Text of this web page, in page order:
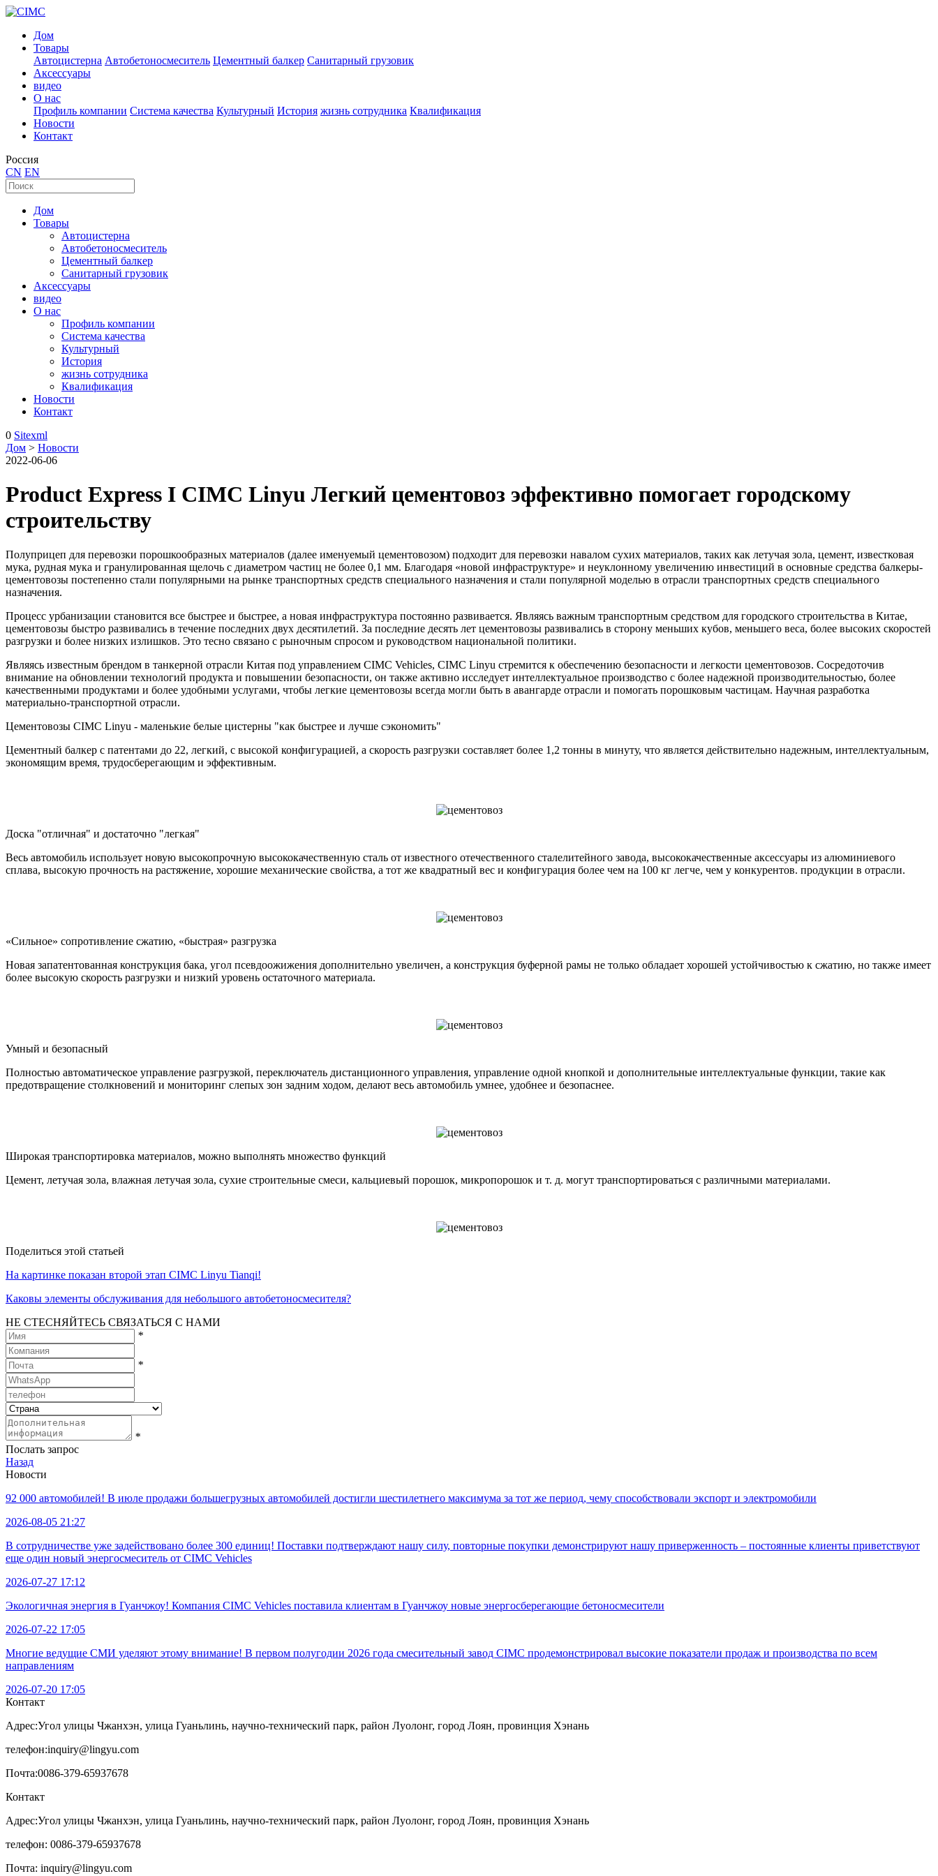
Дом
Товары
Автоцистерна Автобетоносмеситель Цементный балкер Санитарный грузовик
Аксессуары
видео
О нас
Профиль компании Система качества Культурный История жизнь сотрудника Квалификация
Новости
Контакт
Россия
CN EN
Дом
Товары
Автоцистерна
Автобетоносмеситель
Цементный балкер
Санитарный грузовик
Аксессуары
видео
О нас
Профиль компании
Система качества
Культурный
История
жизнь сотрудника
Квалификация
Новости
Контакт
0 Sitexml
Дом > Новости
2022-06-06
Product Express I CIMC Linyu Легкий цементовоз эффективно помогает городскому
строительству
Полуприцеп для перевозки порошкообразных материалов (далее именуемый цементовозом) подходит для перевозки навалом сухих материалов, таких как летучая зола, цемент, известковая
мука, рудная мука и гранулированная щелочь с диаметром частиц не более 0,1 мм. Благодаря «новой инфраструктуре» и неуклонному увеличению инвестиций в основные средства балкеры-
цементовозы постепенно стали популярными на рынке транспортных средств специального назначения и стали популярной моделью в отрасли транспортных средств специального
назначения.
Процесс урбанизации становится все быстрее и быстрее, а новая инфраструктура постоянно развивается. Являясь важным транспортным средством для городского строительства в Китае,
цементовозы быстро развивались в течение последних двух десятилетий. За последние десять лет цементовозы развивались в сторону меньших кубов, меньшего веса, более высоких скоростей
разгрузки и более низких излишков. Это тесно связано с рыночным спросом и руководством национальной политики.
Являясь известным брендом в танкерной отрасли Китая под управлением CIMC Vehicles, CIMC Linyu стремится к обеспечению безопасности и легкости цементовозов. Сосредоточив
внимание на обновлении технологий продукта и повышении безопасности, он также активно исследует интеллектуальное производство с более надежной производительностью, более
качественными продуктами и более удобными услугами, чтобы легкие цементовозы всегда могли быть в авангарде отрасли и помогать порошковым частицам. Научная разработка
материально-транспортной отрасли.
Цементовозы CIMC Linyu - маленькие белые цистерны "как быстрее и лучше сэкономить"
Цементный балкер с патентами до 22, легкий, с высокой конфигурацией, а скорость разгрузки составляет более 1,2 тонны в минуту, что является действительно надежным, интеллектуальным,
экономящим время, трудосберегающим и эффективным.
Доска "отличная" и достаточно "легкая"
Весь автомобиль использует новую высокопрочную высококачественную сталь от известного отечественного сталелитейного завода, высококачественные аксессуары из алюминиевого
сплава, высокую прочность на растяжение, хорошие механические свойства, а тот же квадратный вес и конфигурация более чем на 100 кг легче, чем у конкурентов. продукции в отрасли.
«Сильное» сопротивление сжатию, «быстрая» разгрузка
Новая запатентованная конструкция бака, угол псевдоожижения дополнительно увеличен, а конструкция буферной рамы не только обладает хорошей устойчивостью к сжатию, но также имеет
более высокую скорость разгрузки и низкий уровень остаточного материала.
Умный и безопасный
Полностью автоматическое управление разгрузкой, переключатель дистанционного управления, управление одной кнопкой и дополнительные интеллектуальные функции, такие как
предотвращение столкновений и мониторинг слепых зон задним ходом, делают весь автомобиль умнее, удобнее и безопаснее.
Широкая транспортировка материалов, можно выполнять множество функций
Цемент, летучая зола, влажная летучая зола, сухие строительные смеси, кальциевый порошок, микропорошок и т. д. могут транспортироваться с различными материалами.
Поделиться этой статьей
На картинке показан второй этап CIMC Linyu Tianqi!
Каковы элементы обслуживания для небольшого автобетоносмесителя?
НЕ СТЕСНЯЙТЕСЬ СВЯЗАТЬСЯ С НАМИ
*
*
*
Послать запрос
Назад
Новости
92 000 автомобилей! В июле продажи большегрузных автомобилей достигли шестилетнего максимума за тот же период, чему способствовали экспорт и электромобили
2026-08-05 21:27
В сотрудничестве уже задействовано более 300 единиц! Поставки подтверждают нашу силу, повторные покупки демонстрируют нашу приверженность – постоянные клиенты приветствуют
еще один новый энергосмеситель от CIMC Vehicles
2026-07-27 17:12
Экологичная энергия в Гуанчжоу! Компания CIMC Vehicles поставила клиентам в Гуанчжоу новые энергосберегающие бетоносмесители
2026-07-22 17:05
Многие ведущие СМИ уделяют этому внимание! В первом полугодии 2026 года смесительный завод CIMC продемонстрировал высокие показатели продаж и производства по всем
направлениям
2026-07-20 17:05
Контакт
Адрес:Угол улицы Чжанхэн, улица Гуаньлинь, научно-технический парк, район Луолонг, город Лоян, провинция Хэнань
телефон:inquiry@lingyu.com
Почта:0086-379-65937678
Контакт
Адрес:Угол улицы Чжанхэн, улица Гуаньлинь, научно-технический парк, район Луолонг, город Лоян, провинция Хэнань
телефон: 0086-379-65937678
Почта: inquiry@lingyu.com